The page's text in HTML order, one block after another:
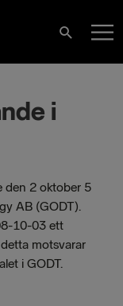
Search
i
den 2 oktober 5
AB (GODT).
10-03 ett
motsvarar
i GODT.